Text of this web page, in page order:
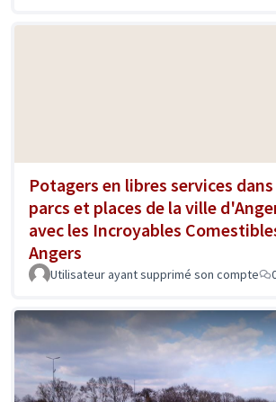
Potagers en libres services dans
parcs et places de la ville
avec les Incroyables
Angers
Utilisateur ayant supprimé son compte